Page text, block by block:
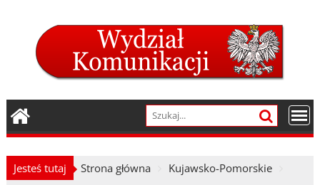
Jesteś tutaj Strona główna
Kujawsko-Pomorskie